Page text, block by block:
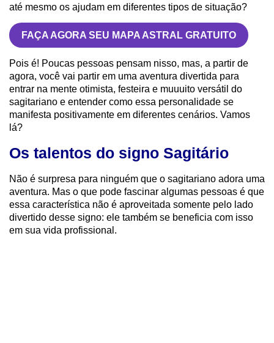
até mesmo os ajudam em diferentes tipos de situação?
FAÇA AGORA SEU MAPA ASTRAL GRATUITO
Pois é! Poucas pessoas pensam nisso, mas, a partir de
agora, você vai partir em uma aventura divertida para
entrar na mente otimista, festeira e muuuito versátil do
sagitariano e entender como essa personalidade se
manifesta positivamente em diferentes cenários. Vamos
lá?
Os talentos do signo Sagitário
Não é surpresa para ninguém que o sagitariano adora uma
aventura. Mas o que pode fascinar algumas pessoas é que
essa característica não é aproveitada somente pelo lado
divertido desse signo: ele também se beneficia com isso
em sua vida profissional.